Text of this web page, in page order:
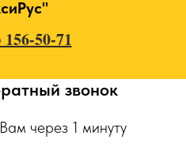
50-71
звонок
через 1 минуту